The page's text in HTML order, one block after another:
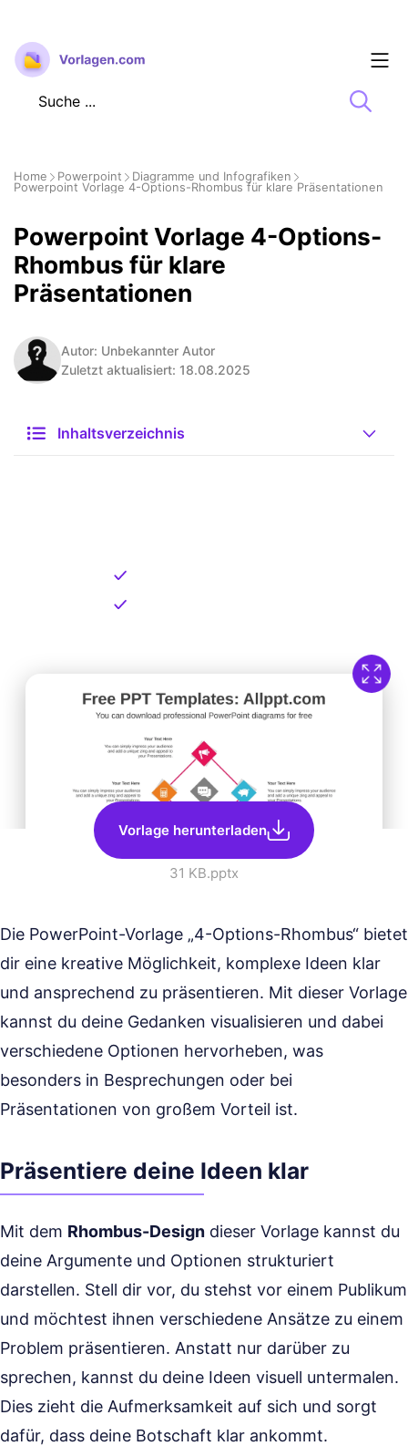
Zum
Inhalt
springen
Home Powerpoint
Diagramme und Infografiken
Powerpoint Vorlage 4-Options-Rhombus für klare Präsentationen
Powerpoint Vorlage 4-Options-
Rhombus für klare
Präsentationen
Autor: Unbekannter Autor
Zuletzt aktualisiert: 18.08.2025
Inhaltsverzeichnis
Vorlage herunterladen
31 KB.pptx
Die PowerPoint-Vorlage „4-Options-Rhombus“ bietet
dir eine kreative Möglichkeit, komplexe Ideen klar
und ansprechend zu präsentieren. Mit dieser Vorlage
kannst du deine Gedanken visualisieren und dabei
verschiedene Optionen hervorheben, was
besonders in Besprechungen oder bei
Präsentationen von großem Vorteil ist.
Präsentiere deine Ideen klar
Mit dem Rhombus-Design dieser Vorlage kannst du
deine Argumente und Optionen strukturiert
darstellen. Stell dir vor, du stehst vor einem Publikum
und möchtest ihnen verschiedene Ansätze zu einem
Problem präsentieren. Anstatt nur darüber zu
sprechen, kannst du deine Ideen visuell untermalen.
Dies zieht die Aufmerksamkeit auf sich und sorgt
dafür, dass deine Botschaft klar ankommt.